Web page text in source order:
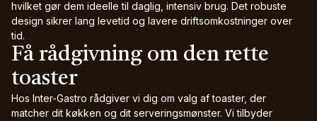
hvilket gør dem ideelle til daglig, intensiv brug. Det robuste
design sikrer lang levetid og lavere driftsomkostninger over
tid.
Få rådgivning om den rette
toaster
Hos Inter-Gastro rådgiver vi dig om valg af toaster, der
matcher dit køkken og dit serveringsmønster. Vi tilbyder